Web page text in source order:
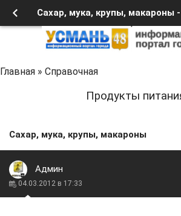
Сахар, мука, крупы, макароны
Главная » Справочная
Продукты
Сахар, мука, крупы, макароны
Админ
04.03.2012 в 17:33